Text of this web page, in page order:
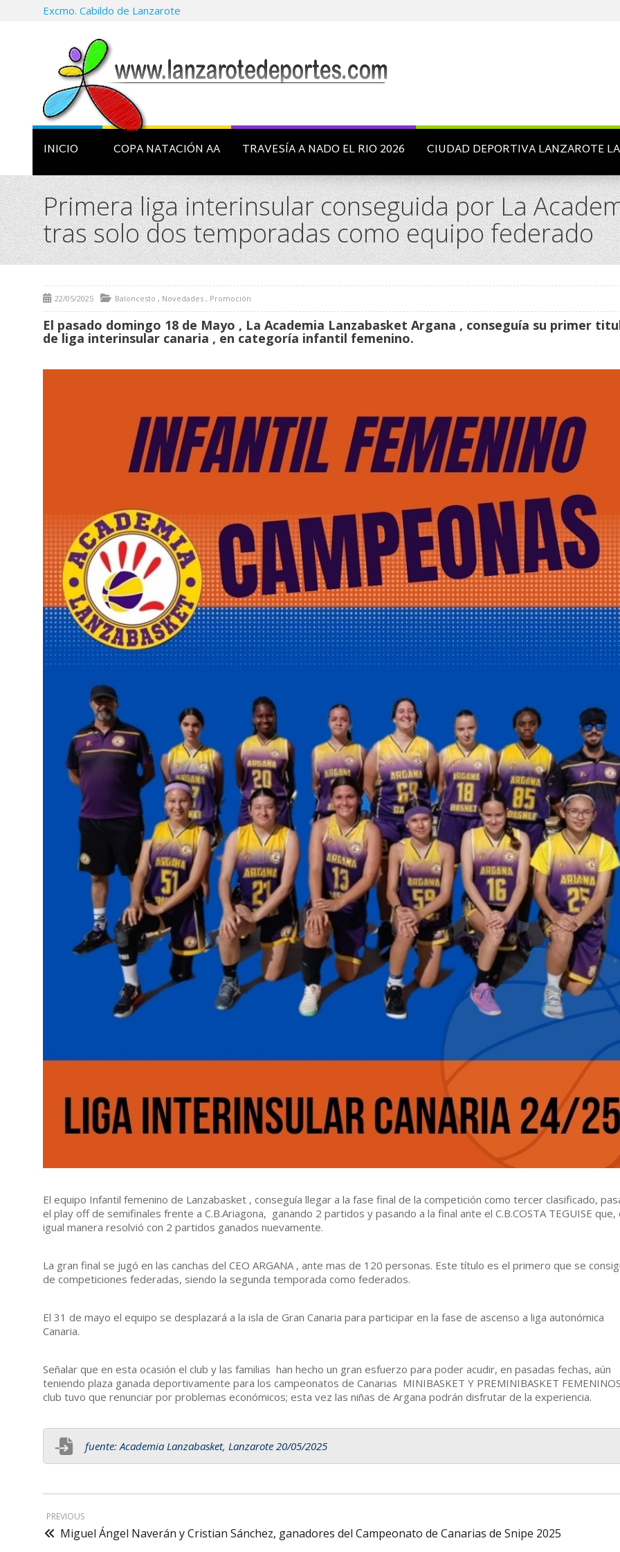
Excmo. Cabildo de Lanzarote
INICIO COPA NATACIÓN AA TRAVESÍA A NADO EL RIO 2026 CIUDAD DEPORTIVA LANZAROTE
Primera liga interinsular conseguida por La
tras solo dos temporadas como equipo federado
22/05/2025 Baloncesto , Novedades , Promoción
El pasado domingo 18 de Mayo , La Academia Lanzabasket Argana , conseguía su primer
de liga interinsular canaria , en categoría infantil femenino.
El equipo Infantil femenino de Lanzabasket , conseguía llegar a la fase final de la competición como tercer clasificado,
el play off de semifinales frente a C.B.Ariagona, ganando 2 partidos y pasando a la final ante el C.B.COSTA TEGUISE que,
igual manera resolvió con 2 partidos ganados nuevamente.
La gran final se jugó en las canchas del CEO ARGANA , ante mas de 120 personas. Este título es el primero que se
de competiciones federadas, siendo la segunda temporada como federados.
El 31 de mayo el equipo se desplazará a la isla de Gran Canaria para participar en la fase de ascenso a liga autonómica
Canaria.
Señalar que en esta ocasión el club y las familias han hecho un gran esfuerzo para poder acudir, en pasadas fechas, aún
teniendo plaza ganada deportivamente para los campeonatos de Canarias MINIBASKET Y PREMINIBASKET
club tuvo que renunciar por problemas económicos; esta vez las niñas de Argana podrán disfrutar de la experiencia.
fuente: Academia Lanzabasket, Lanzarote 20/05/2025
PREVIOUS
Miguel Ángel Naverán y Cristian Sánchez, ganadores del Campeonato de Canarias de Snipe 2025